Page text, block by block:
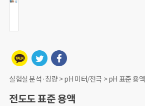
실험실 분석·칭량 > pH 미터/전극 > pH 표준 용액
전도도 표준 용액